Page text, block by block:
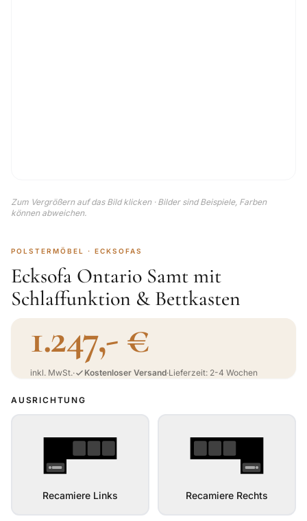
Zum Vergrößern auf das Bild klicken · Bilder sind Beispiele, Farben
können abweichen.
POLSTERMÖBEL · ECKSOFAS
Ecksofa Ontario Samt mit
Schlaffunktion & Bettkasten
1.247,- €
inkl. MwSt.· Kostenloser Versand·Lieferzeit: 2-4 Wochen
AUSRICHTUNG
Recamiere Links Recamiere Rechts